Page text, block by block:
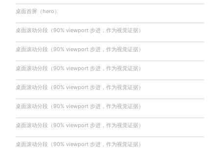
桌面首屏（hero）
桌面滚动分段（90% viewport 步进，作为视觉证据）
桌面滚动分段（90% viewport 步进，作为视觉证据）
桌面滚动分段（90% viewport 步进，作为视觉证据）
桌面滚动分段（90% viewport 步进，作为视觉证据）
桌面滚动分段（90% viewport 步进，作为视觉证据）
桌面滚动分段（90% viewport 步进，作为视觉证据）
桌面滚动分段（90% viewport 步进，作为视觉证据）